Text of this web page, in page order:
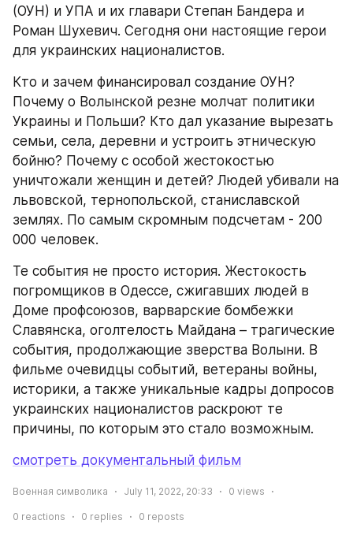
(ОУН) и УПА и их главари Степан Бандера и
Роман Шухевич. Сегодня они настоящие герои
для украинских националистов.
Кто и зачем финансировал создание ОУН?
Почему о Волынской резне молчат политики
Украины и Польши? Кто дал указание вырезать
семьи, села, деревни и устроить этническую
бойню? Почему с особой жестокостью
уничтожали женщин и детей? Людей убивали на
львовской, тернопольской, станиславской
землях. По самым скромным подсчетам - 200
000 человек.
Те события не просто история. Жестокость
погромщиков в Одессе, сжигавших людей в
Доме профсоюзов, варварские бомбежки
Славянска, оголтелость Майдана – трагические
события, продолжающие зверства Волыни. В
фильме очевидцы событий, ветераны войны,
историки, а также уникальные кадры допросов
украинских националистов раскроют те
причины, по которым это стало возможным.
смотреть документальный фильм
Военная символика July 11, 2022, 20:33 0 views
0 reactions 0 replies 0 reposts